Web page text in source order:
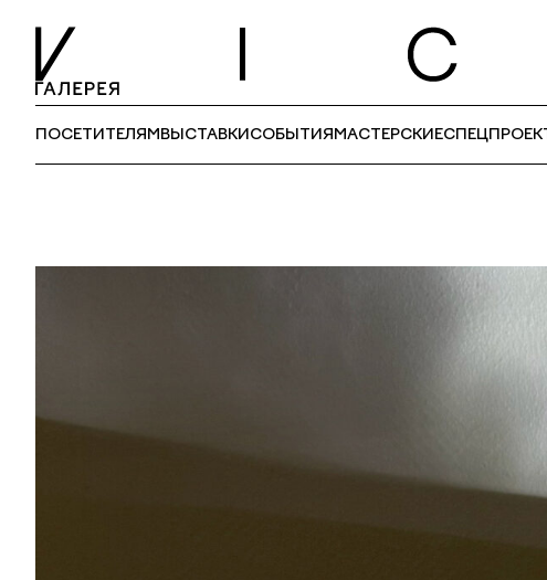
ПОСЕТИТЕЛЯМВЫСТАВКИСОБЫТИЯМАСТЕРСКИЕ